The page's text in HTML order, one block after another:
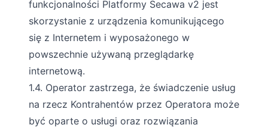
funkcjonalności Platformy Secawa v2 jest
skorzystanie z urządzenia komunikującego
się z Internetem i wyposażonego w
powszechnie używaną przeglądarkę
internetową.
1.4. Operator zastrzega, że świadczenie usług
na rzecz Kontrahentów przez Operatora może
być oparte o usługi oraz rozwiązania